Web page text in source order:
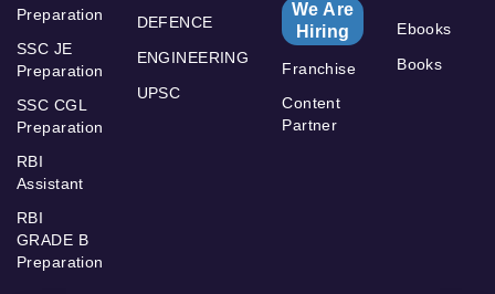
Preparation
SSC JE
Preparation
SSC CGL
Preparation
RBI
Assistant
RBI
GRADE B
Preparation
DEFENCE
ENGINEERING
UPSC
We Are
Hiring
Franchise
Content
Partner
Ebooks
Books